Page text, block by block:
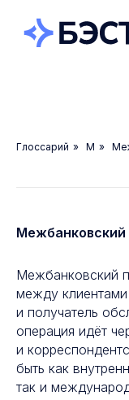
Глоссарий » М »
Межбанковский
Межбанковский
между клиентами
и получатель
операция идёт
и
быть как
так и